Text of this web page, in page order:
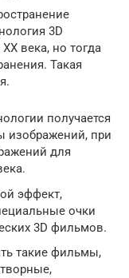
3D
века, но тогда
Такая
получается
изображений, при
для
эффект,
очки
3D фильмов.
такие фильмы,